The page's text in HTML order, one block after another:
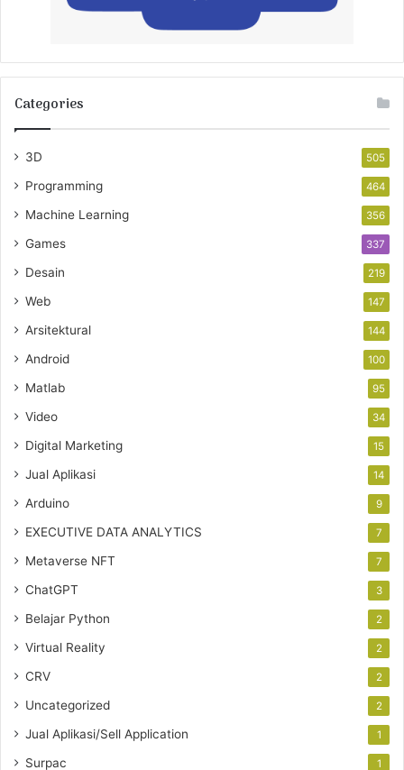
Categories
3D 505
Programming 464
Machine Learning 356
Games 337
Desain 219
Web 147
Arsitektural 144
Android 100
Matlab 95
Video 34
Digital Marketing 15
Jual Aplikasi 14
Arduino 9
EXECUTIVE DATA ANALYTICS 7
Metaverse NFT 7
ChatGPT 3
Belajar Python 2
Virtual Reality 2
CRV 2
Uncategorized 2
Jual Aplikasi/Sell Application 1
Surpac 1